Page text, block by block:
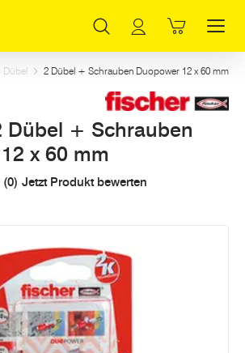
Dübel 2 Dübel + Schrauben Duopower 12 x 60 mm
Dübel + Schrauben
x 60 mm
(0) Jetzt Produkt bewerten